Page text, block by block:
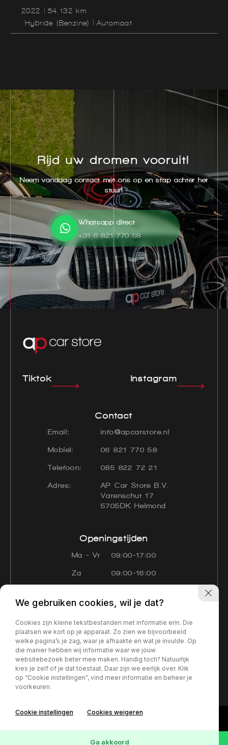
2022
54.132 km
Hybride (Benzine)
Automaat
Rijd uw dromen vooruit!
Neem vandaag contact met ons op en stap achter het
stuur!
Whatsapp direct
+31 6 821 770 58
Tiktok Instagram
Contact
Email: info@apcarstore.nl
Mobiel: 06 821 770 58
Telefoon: 085 822 72 21
Adres:
AP Car Store B.V.
Varenschut 17
5705DK Helmond
Openingstijden
Ma - Vr 09:00-17:00
Za 09:00-16:00
Navigatie
Aanbod Diensten Over ons
Contact Verkocht
Privacy policy
We gebruiken cookies, wil je dat?
Cookies zijn kleine tekstbestanden met informatie erin. Die
plaatsen we kort op je apparaat. Zo zien we bijvoorbeeld
welke pagina’s je zag, waar je afhaakte en wat je invulde. Op
die manier hebben wij informatie waar we jouw
websitebezoek beter mee maken. Handig toch? Natuurlijk
kies je zelf of je dat toestaat. Daar zijn we eerlijk over. Klik
op “Cookie instellingen”, vind meer informatie en beheer je
voorkeuren.
Cookie instellingen Cookies weigeren
Ga akkoord